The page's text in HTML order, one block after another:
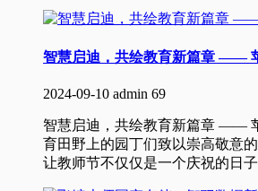
智慧启迪，共绘教育新篇章 ——
2024-09-10 admin 69
智慧启迪，共绘教育新篇章 ——
育田野上的园丁们致以崇高敬意
让教师节不仅仅是一个庆祝的日